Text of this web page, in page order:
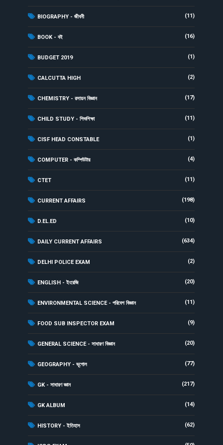
BIOGRAPHY - জীবনী (11)
BOOK - বই (16)
BUDGET 2019 (1)
CALCUTTA HIGH (2)
CHEMISTRY - রসায়ন বিজ্ঞান (17)
CHILD STUDY - শিশুশিক্ষা (11)
CISF HEAD CONSTABLE (1)
COMPUTER - কম্পিউটার (4)
CTET (11)
CURRENT AFFAIRS (198)
D.EL.ED (10)
DAILY CURRENT AFFAIRS (634)
DELHI POLICE EXAM (2)
ENGLISH - ইংরেজি (20)
ENVIRONMENTAL SCIENCE - পরিবেশ বিজ্ঞান (11)
FOOD SUB INSPECTOR EXAM (9)
GENERAL SCIENCE - সাধারণ বিজ্ঞান (20)
GEOGRAPHY - ভূগোল (77)
GK - সাধারণ জ্ঞান (217)
GK ALBUM (14)
HISTORY - ইতিহাস (62)